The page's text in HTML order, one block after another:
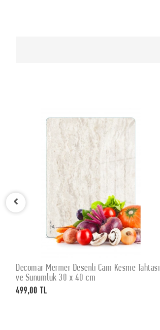
SEPETE EKLE
Decomar Mermer Desenli Cam Kesme Tahtası
ve Sunumluk 30 x 40 cm
499,00 TL